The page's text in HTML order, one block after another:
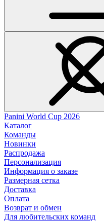
Panini World Cup 2026
Каталог
Команды
Новинки
Распродажа
Персонализация
Информация о заказе
Размерная сетка
Доставка
Оплата
Возврат и обмен
Для любительских команд